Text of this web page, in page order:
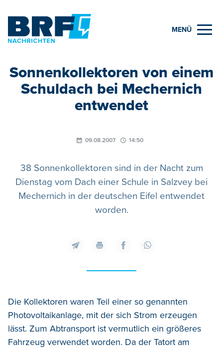
MENÜ
Sonnenkollektoren von einem
Schuldach bei Mechernich
entwendet
09.08.2007 14:50
38 Sonnenkollektoren sind in der Nacht zum
Dienstag vom Dach einer Schule in Salzvey bei
Mechernich in der deutschen Eifel entwendet
worden.
Die Kollektoren waren Teil einer so genannten
Photovoltaikanlage, mit der sich Strom erzeugen
lässt. Zum Abtransport ist vermutlich ein größeres
Fahrzeug verwendet worden. Da der Tatort am